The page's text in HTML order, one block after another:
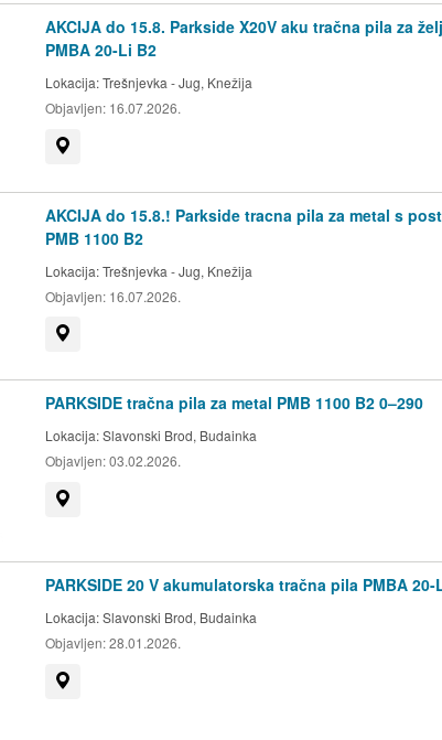
AKCIJA do 15.8. Parkside X20V aku tračna pila za
PMBA 20-Li B2
Lokacija:Trešnjevka - Jug, Knežija
Objavljen: 16.07.2026.
AKCIJA do 15.8.! Parkside tracna pila za metal s
PMB 1100 B2
Lokacija:Trešnjevka - Jug, Knežija
Objavljen: 16.07.2026.
PARKSIDE tračna pila za metal PMB 1100 B2 0–290
Lokacija:Slavonski Brod, Budainka
Objavljen:03.02.2026.
PARKSIDE 20 V akumulatorska tračna pila PMBA 20-
Lokacija:Slavonski Brod, Budainka
Objavljen:28.01.2026.